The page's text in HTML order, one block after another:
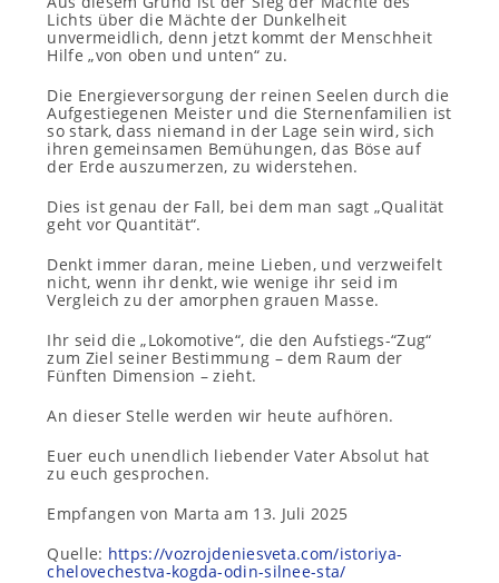
Lichts über die Mächte der Dunkelheit
unvermeidlich, denn jetzt kommt der Menschheit
Hilfe „von oben und unten“ zu.
Die Energieversorgung der reinen Seelen durch die
Aufgestiegenen Meister und die Sternenfamilien ist
so stark, dass niemand in der Lage sein wird, sich
ihren gemeinsamen Bemühungen, das Böse auf
der Erde auszumerzen, zu widerstehen.
Dies ist genau der Fall, bei dem man sagt „Qualität
geht vor Quantität“.
Denkt immer daran, meine Lieben, und verzweifelt
nicht, wenn ihr denkt, wie wenige ihr seid im
Vergleich zu der amorphen grauen Masse.
Ihr seid die „Lokomotive“, die den Aufstiegs-“Zug“
zum Ziel seiner Bestimmung – dem Raum der
Fünften Dimension – zieht.
An dieser Stelle werden wir heute aufhören.
Euer euch unendlich liebender Vater Absolut hat
zu euch gesprochen.
Empfangen von Marta am 13. Juli 2025
Quelle: https://vozrojdeniesveta.com/istoriya-
chelovechestva-kogda-odin-silnee-sta/